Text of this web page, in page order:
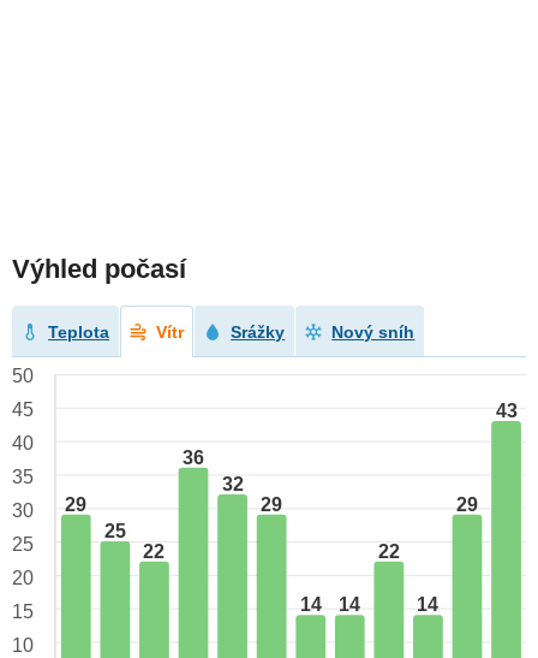
Výhled počasí
Teplota Vítr Srážky Nový sníh
29
25
22
36
32
29
14 14
22
14
29
43
50
45
40
35
30
25
20
15
10